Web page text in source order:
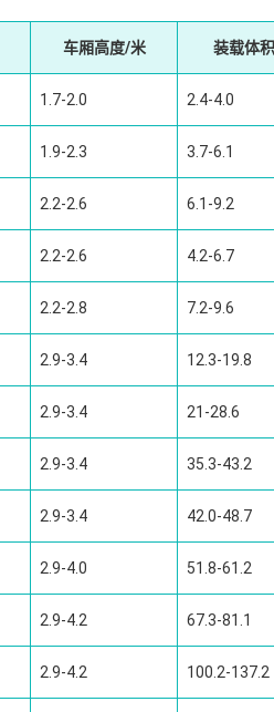
车厢高度/米 装载体
1.7-2.0 2.4-4.0
1.9-2.3 3.7-6.1
2.2-2.6 6.1-9.2
2.2-2.6 4.2-6.7
2.2-2.8 7.2-9.6
2.9-3.4 12.3-19.8
2.9-3.4 21-28.6
2.9-3.4 35.3-43.2
2.9-3.4 42.0-48.7
2.9-4.0 51.8-61.2
2.9-4.2 67.3-81.1
2.9-4.2 100.2-137.2